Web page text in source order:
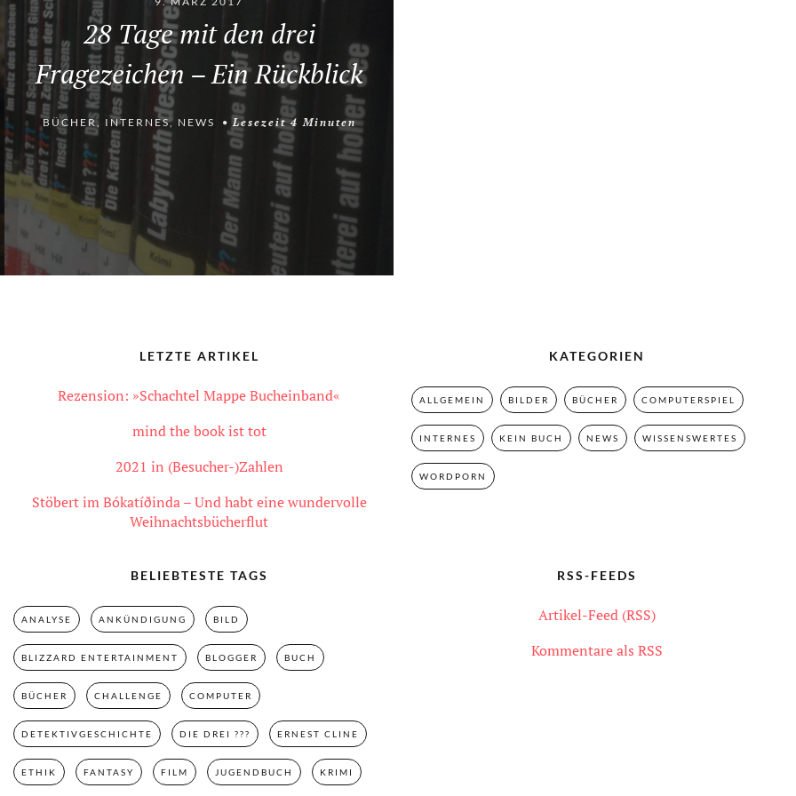
28 Tage mit den drei
Fragezeichen – Ein Rückblick
BÜCHER, INTERNES, NEWS Lesezeit 4 Minuten
LETZTE ARTIKEL
Rezension: »Schachtel Mappe Bucheinband«
mind the book ist tot
2021 in (Besucher-)Zahlen
Stöbert im Bókatíðinda – Und habt eine wundervolle
Weihnachtsbücherflut
KATEGORIEN
ALLGEMEIN BILDER BÜCHER COMPUTERSPIEL
INTERNES KEIN BUCH NEWS WISSENSWERTES
WORDPORN
BELIEBTESTE TAGS
ANALYSE ANKÜNDIGUNG BILD
BLIZZARD ENTERTAINMENT BLOGGER BUCH
BÜCHER CHALLENGE COMPUTER
DETEKTIVGESCHICHTE DIE DREI ??? ERNEST CLINE
ETHIK FANTASY FILM JUGENDBUCH KRIMI
RSS-FEEDS
Artikel-Feed (RSS)
Kommentare als RSS